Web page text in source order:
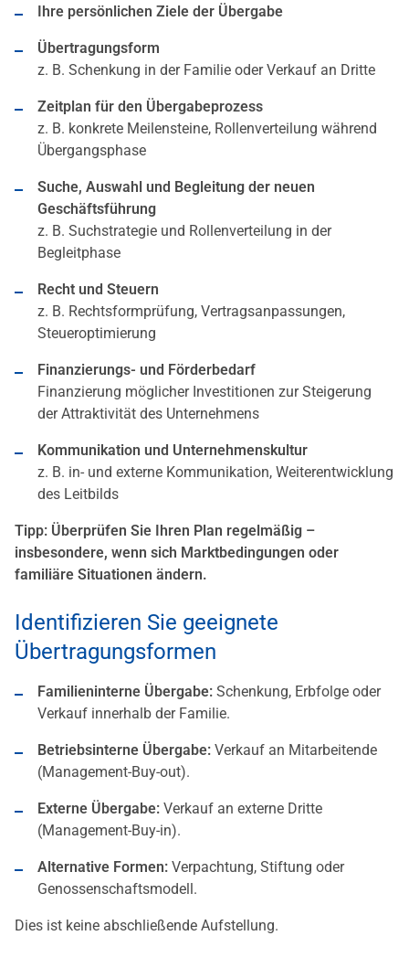
Ihre persönlichen Ziele der Übergabe
Übertragungsform
z. B. Schenkung in der Familie oder Verkauf an Dritte
Zeitplan für den Übergabeprozess
z. B. konkrete Meilensteine, Rollenverteilung während
Übergangsphase
Suche, Auswahl und Begleitung der neuen
Geschäftsführung
z. B. Suchstrategie und Rollenverteilung in der
Begleitphase
Recht und Steuern
z. B. Rechtsformprüfung, Vertragsanpassungen,
Steueroptimierung
Finanzierungs- und Förderbedarf
Finanzierung möglicher Investitionen zur Steigerung
der Attraktivität des Unternehmens
Kommunikation und Unternehmenskultur
z. B. in- und externe Kommunikation, Weiterentwicklung
des Leitbilds
Tipp: Überprüfen Sie Ihren Plan regelmäßig –
insbesondere, wenn sich Marktbedingungen oder
familiäre Situationen ändern.
Identifizieren Sie geeignete
Übertragungsformen
Familieninterne Übergabe: Schenkung, Erbfolge oder
Verkauf innerhalb der Familie.
Betriebsinterne Übergabe: Verkauf an Mitarbeitende
(Management-Buy-out).
Externe Übergabe: Verkauf an externe Dritte
(Management-Buy-in).
Alternative Formen: Verpachtung, Stiftung oder
Genossenschaftsmodell.
Dies ist keine abschließende Aufstellung.